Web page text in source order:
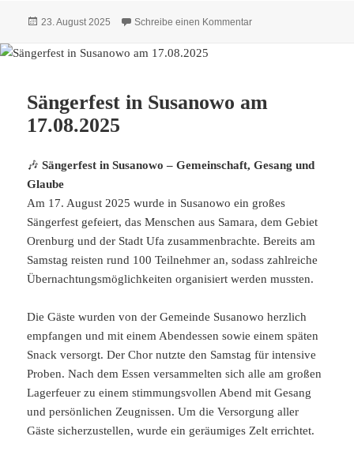
Veröffentlicht
23. August 2025 Schreibe einen Kommentarzu Dimitri Mannikow in
Sängerfest in Susanowo am
17.08.2025
🎶Sängerfest in Susanowo – Gemeinschaft, Gesang und
Glaube
Am 17. August 2025 wurde in Susanowo ein großes
Sängerfest gefeiert, das Menschen aus Samara, dem Gebiet
Orenburg und der Stadt Ufa zusammenbrachte. Bereits am
Samstag reisten rund 100 Teilnehmer an, sodass zahlreiche
Übernachtungsmöglichkeiten organisiert werden mussten.
Die Gäste wurden von der Gemeinde Susanowo herzlich
empfangen und mit einem Abendessen sowie einem späten
Snack versorgt. Der Chor nutzte den Samstag für intensive
Proben. Nach dem Essen versammelten sich alle am großen
Lagerfeuer zu einem stimmungsvollen Abend mit Gesang
und persönlichen Zeugnissen. Um die Versorgung aller
Gäste sicherzustellen, wurde ein geräumiges Zelt errichtet.